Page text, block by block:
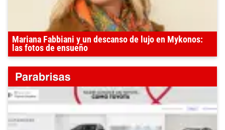
Mariana Fabbiani y un descanso de lujo en Mykonos:
las fotos de ensueño